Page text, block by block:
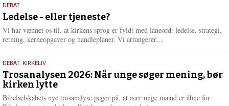
e
r
e
10.
juni
2026
DEBAT
Ledelse - eller tjeneste?
Vi har vænnet os til, at kirkens sprog er fyldt med låneord: ledelse, strategi,
retning, kerneopgaver og handleplaner. Vi arrangerer…
e
2.
juni
2026
DEBAT, KIRKELIV
Trosanalysen 2026: Når unge søger mening, bør
kirken lytte
Bibelselskabets nye trosanalyse peger på, at især unge mænd er åbne for